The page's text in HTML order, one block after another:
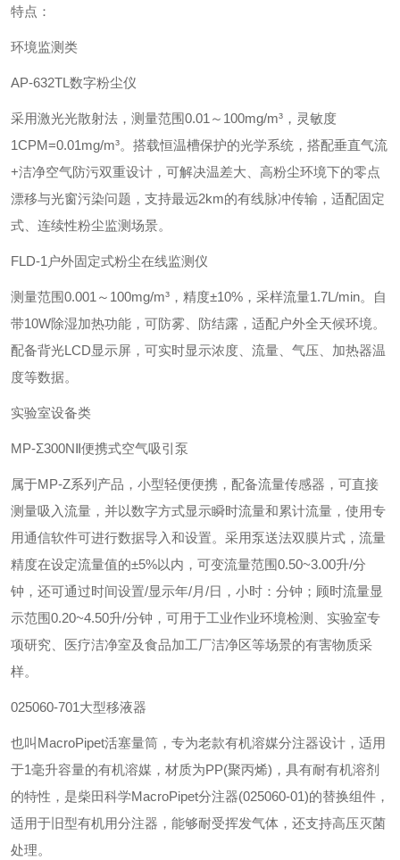
特点：
环境监测类
‌AP-632TL数字粉尘仪‌
采用激光光散射法，测量范围0.01～100mg/m³，灵敏度
1CPM=0.01mg/m³。搭载恒温槽保护的光学系统，搭配垂直气流
+洁净空气防污双重设计，可解决温差大、高粉尘环境下的零点
漂移与光窗污染问题，支持最远2km的有线脉冲传输，适配固定
式、连续性粉尘监测场景。
‌FLD-1户外固定式粉尘在线监测仪‌
测量范围0.001～100mg/m³，精度±10%，采样流量1.7L/min。自
带10W除湿加热功能，可防雾、防结露，适配户外全天候环境。
配备背光LCD显示屏，可实时显示浓度、流量、气压、加热器温
度等数据。
实验室设备类
‌MP-Σ300NⅡ便携式空气吸引泵‌
属于MP-Z系列产品，小型轻便便携，配备流量传感器，可直接
测量吸入流量，并以数字方式显示瞬时流量和累计流量，使用专
用通信软件可进行数据导入和设置。采用泵送法双膜片式，流量
精度在设定流量值的±5%以内，可变流量范围0.50~3.00升/分
钟，还可通过时间设置/显示年/月/日，小时：分钟；顾时流量显
示范围0.20~4.50升/分钟，可用于工业作业环境检测、实验室专
项研究、医疗洁净室及食品加工厂洁净区等场景的有害物质采
样。
‌025060-701大型移液器‌
也叫MacroPipet活塞量筒，专为老款有机溶媒分注器设计，适用
于1毫升容量的有机溶媒，材质为PP(聚丙烯)，具有耐有机溶剂
的特性，是柴田科学MacroPipet分注器(025060-01)的替换组件，
适用于旧型有机用分注器，能够耐受挥发气体，还支持高压灭菌
处理。